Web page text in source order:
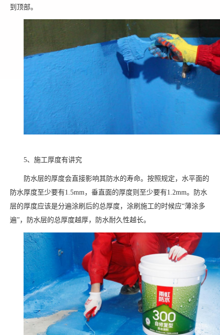
到顶部。
5、施工厚度有讲究
防水层的厚度会直接影响其防水的寿命。按照规定，水平面的
防水厚度至少要有1.5mm，垂直面的厚度则至少要有1.2mm。防水
层的厚度应该是分遍涂刷后的总厚度，涂刷施工的时候应“薄涂多
遍”，防水层的总厚度越厚，防水耐久性越长。